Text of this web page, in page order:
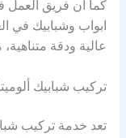
كما أن فريق
ابواب وشبابيك في
عالية ودقة
تركيب شبابيك
تعد خدمة تركيب